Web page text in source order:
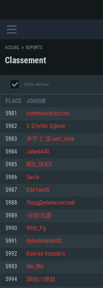
Minimum
OS: Windows 10 (64 bit)
Processeur: Dual-Core 2.2 GHz
Mémoire: 4 GB
Carte graphique supportant
GeForce GTX 660. La résolution
Connection: Connexion Internet à
Disque dur: 23.1 Go (client minimal)
Minimum
OS: Mac OS Big Sur 11.0 ou plus
Processeur: Core i5, minimum
pas supportés)
Mémoire: 6 GB
Carte graphique: Intel Iris Pro 5200
résolution minimale supportée par
Connection: Connexion Internet à
Disque dur: 62,2 Go (client minimal)
Minimum
OS: Les configurations Linux 64
Processeur: Dual-Core 2.4 GHz
Mémoire: 4 GB
Carte graphique: NVIDIA 660 avec
de même pour AMD (La résolution
720p)
Connection: Connexion Internet à
Disque dur: 62,2 Go (client minimal)
ACCUEIL ESPORTS
Classement
Mois dernier
PLACE JOUEUR
5981 communistsucces
5982 X S7ef4n X@live
5983 井芹 仁菜iseri_nina
5984 Jake6440
5985 RED_SKIES
5986 Sacle
5987 Ede1weiß
5988 ЛордДебилконский
5989 -皇朝无疆-
5990 Whit_Pg
5991 dylanledylan02
5992 Konrad Kesslers
5993 Mo_Rin
5994 満穂の狸奴